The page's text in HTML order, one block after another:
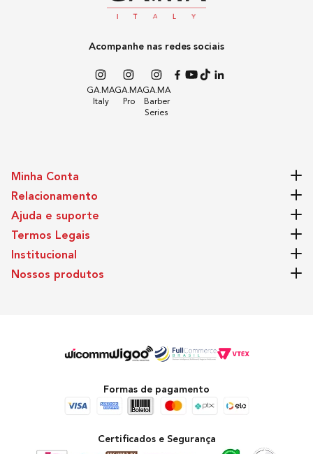
Acompanhe nas redes sociais
GA.MA
Italy
GA.MA
Pro
GA.MA
Barber
Series
Minha Conta
Relacionamento
Ajuda e suporte
Termos Legais
Institucional
Nossos produtos
Formas de pagamento
Certificados e Segurança